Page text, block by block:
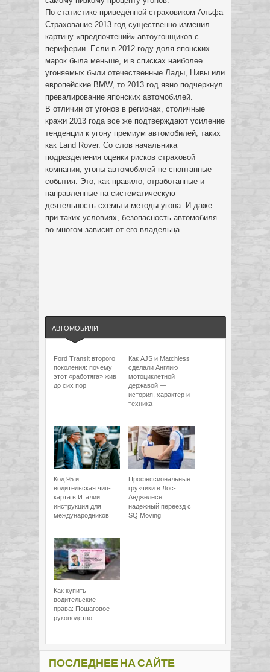
По статистике приведённой страховиком Альфа
Страхование 2013 год существенно изменил
картину «предпочтений» автоугонщиков с
периферии. Если в 2012 году доля японских
марок была меньше, и в списках наиболее
угоняемых были отечественные Лады, Нивы или
европейские BMW, то 2013 год явно подчеркнул
превалирование японских автомобилей.
В отличии от угонов в регионах, столичные
кражи 2013 года все же подтверждают усиление
тенденции к угону премиум автомобилей, таких
как Land Rover. Со слов начальника
подразделения оценки рисков страховой
компании, угоны автомобилей не спонтанные
события. Это, как правило, отработанные и
направленные на систематическую
деятельность схемы и методы угона. И даже
при таких условиях, безопасность автомобиля
во многом зависит от его владельца.
АВТОМОБИЛИ
Ford Transit второго
поколения: почему
этот «работяга» жив
до сих пор
Как AJS и Matchless
сделали Англию
мотоциклетной
державой —
история, характер и
техника
Код 95 и
водительская чип-
карта в Италии:
инструкция для
международников
Профессиональные
грузчики в Лос-
Анджелесе:
надёжный переезд с
SQ Moving
Как купить
водительские
права: Пошаговое
руководство
ПОСЛЕДНЕЕ НА САЙТЕ